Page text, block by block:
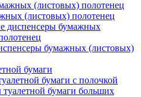
(листовых) полотенец
диспенсеры бумажных
бумажных (листовых)
бумаги
бумаги с полочкой
бумаги больших